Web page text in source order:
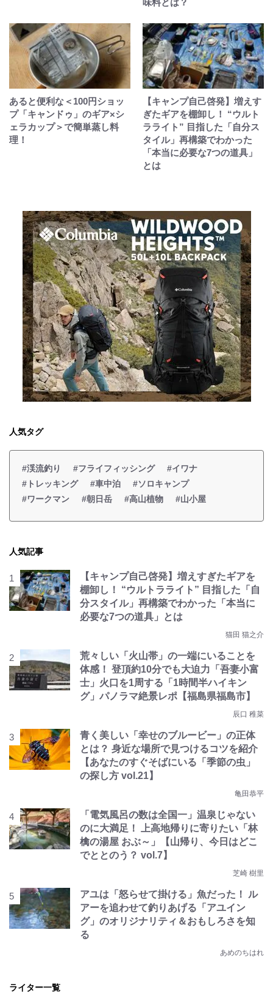
味料とは？
あると便利な＜100円ショッ
プ「キャンドゥ」のギア×シ
ェラカップ＞で簡単蒸し料
理！
【キャンプ自己啓発】増えす
ぎたギアを棚卸し！ “ウルト
ラライト” 目指した「自分ス
タイル」再構築でわかった
「本当に必要な7つの道具」
とは
人気タグ
#渓流釣り #フライフィッシング
#イワナ
#トレッキング
#車中泊
#ソロキャンプ
#ワークマン
#朝日岳 #高山植物 #山小屋
人気記事
【キャンプ自己啓発】増えすぎたギアを
棚卸し！ “ウルトラライト” 目指した「自
分スタイル」再構築でわかった「本当に
必要な7つの道具」とは
猫田 猫之介
荒々しい「火山帯」の一端にいることを
体感！ 登頂約10分でも大迫力「吾妻小富
士」火口を1周する「1時間半ハイキン
グ」パノラマ絶景レポ【福島県福島市】
辰口 稚菜
青く美しい「幸せのブルービー」の正体
とは？ 身近な場所で見つけるコツを紹介
【あなたのすぐそばにいる「季節の虫」
の探し方 vol.21】
亀田恭平
「電気風呂の数は全国一」温泉じゃない
のに大満足！ 上高地帰りに寄りたい「林
檎の湯屋 おぶ～」【山帰り、今日はどこ
でととのう？ vol.7】
芝崎 樹里
アユは「怒らせて掛ける」魚だった！ ル
アーを追わせて釣りあげる「アユイン
グ」のオリジナリティ＆おもしろさを知
る
あめのちはれ
ライター一覧